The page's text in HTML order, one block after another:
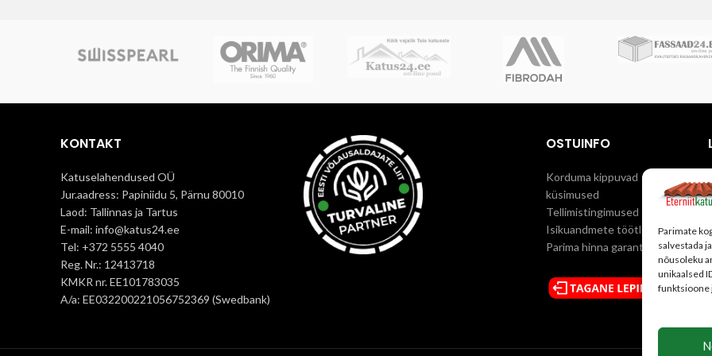
Parimate
salvestada
nõusoleku
unikaalsed
funktsioone
nagu nõukaaegne Kunda väike
Garantii tootele 30 aastat ning
eluiga kuni 70 aastat. Eternit Klassik
värvitehnoloogiat
kleeplindi kokkukleepimine
ühendab membraanid
temperatuuridel ja tugevasti
Premium SK2 hoiab ära tuule
märgumise ja soojuskaod
külmas õhus jahtumise tõttu.
kinnitamine mis tahes
katuse tõhus
kaitse tuule ja niiskuse
võib paigalda otse
KONTAKT
Katuselahendused OÜ
Jur.aadress: Papiniidu 5, Pärnu 80010
Laod: Tallinnas ja Tartus
E-mail: info@katus24.ee
Tel: +372 5555 4040
Reg. Nr.: 12413718
KMKR nr. EE101783035
A/a: EE032200221056752369 (Swedbank)
OSTUINFO
Korduma kippuvad
küsimused
Tellimistingimused
Isikuandmete töötlemine
Parima hinna garantii